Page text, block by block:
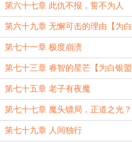
心加更10】
第六十七章 此仇不报，誓不为人
第六十九章 无懈可击的理由【为白
银盟龙牙令加更1】
第七十一章 极度崩溃
第七十三章 睿智的星芒【为白银盟
龙牙令加更3】
第七十五章 老子有夜魔
第七十七章 魔头镖局，正道之光？
【为白银盟龙牙令加更5】
第七十九章 人间独行